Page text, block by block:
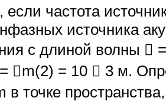
если частота
источника
с длиной волны
m(2) = 10  3 м.
в точке